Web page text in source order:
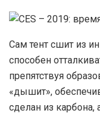
Сам тент сшит из
способен
препятствуя
«дышит»,
сделан из